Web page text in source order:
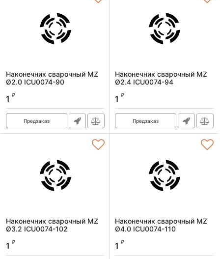
Наконечник сварочный MZ
Ø2.0 ICU0074-90
Артикул:
1 ₽
Предзаказ
Наконечник сварочный MZ
Ø2.4 ICU0074-94
Артикул:
1 ₽
Предзаказ
Наконечник сварочный MZ
Ø3.2 ICU0074-102
Артикул:
1 ₽
Наконечник сварочный MZ
Ø4.0 ICU0074-110
Артикул:
1 ₽